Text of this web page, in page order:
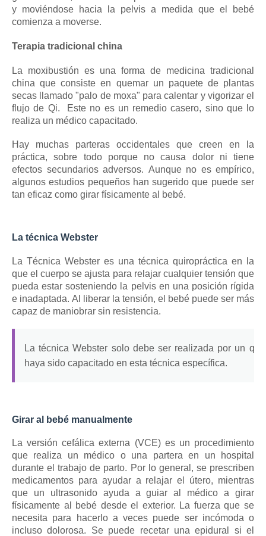
y moviéndose hacia la pelvis a medida que el bebé
comienza a moverse.
Terapia tradicional china
La moxibustión es una forma de medicina tradicional
china que consiste en quemar un paquete de plantas
secas llamado "palo de moxa" para calentar y vigorizar el
flujo de Qi. Este no es un remedio casero, sino que lo
realiza un médico capacitado.
Hay muchas parteras occidentales que creen en la
práctica, sobre todo porque no causa dolor ni tiene
efectos secundarios adversos. Aunque no es empírico,
algunos estudios pequeños han sugerido que puede ser
tan eficaz como girar físicamente al bebé.
La técnica Webster
La Técnica Webster es una técnica quiropráctica en la
que el cuerpo se ajusta para relajar cualquier tensión que
pueda estar sosteniendo la pelvis en una posición rígida
e inadaptada. Al liberar la tensión, el bebé puede ser más
capaz de maniobrar sin resistencia.
La técnica Webster solo debe ser realizada por un
haya sido capacitado en esta técnica específica.
Girar al bebé manualmente
La versión cefálica externa (VCE) es un procedimiento
que realiza un médico o una partera en un hospital
durante el trabajo de parto. Por lo general, se prescriben
medicamentos para ayudar a relajar el útero, mientras
que un ultrasonido ayuda a guiar al médico a girar
físicamente al bebé desde el exterior. La fuerza que se
necesita para hacerlo a veces puede ser incómoda o
incluso dolorosa. Se puede recetar unaepidural
si el